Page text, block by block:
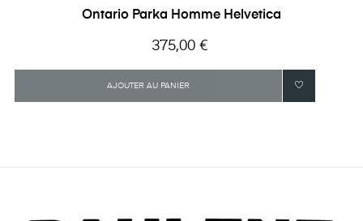
Ontario Parka Homme Helvetica
Prix
375,00 €
AJOUTER AU PANIER